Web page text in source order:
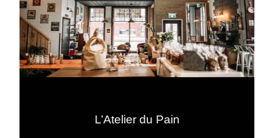
L’Atelier du Pain